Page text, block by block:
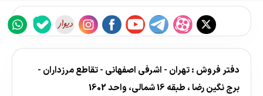
دفتر فروش : تهران - اشرفی اصفهانی - تقاطع مرزداران -
برج نگین رضا ، طبقه 16 شمالی، واحد 1602